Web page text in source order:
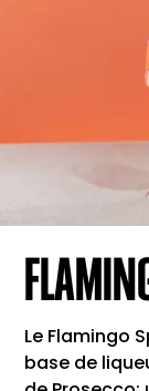
Le Flamingo
base de